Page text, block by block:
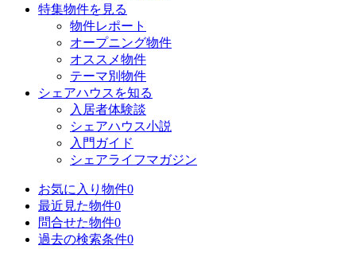
特集物件を見る
物件レポート
オープニング物件
オススメ物件
テーマ別物件
シェアハウスを知る
入居者体験談
シェアハウス小説
入門ガイド
シェアライフマガジン
お気に入り物件0
最近見た物件0
問合せた物件0
過去の検索条件0